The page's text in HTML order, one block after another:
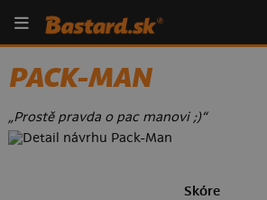
PACK-MAN
„Prostě pravda o pac manovi ;)“
Skóre